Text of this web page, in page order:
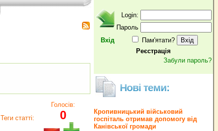
Теги статті:
Голосів:
0
Вхід
Login:
Пароль
Пам'ятати?
Реєстрація
Забули пароль?
Нові теми:
Кропивницький військовий
госпіталь отримав допомогу від
Канівської громади